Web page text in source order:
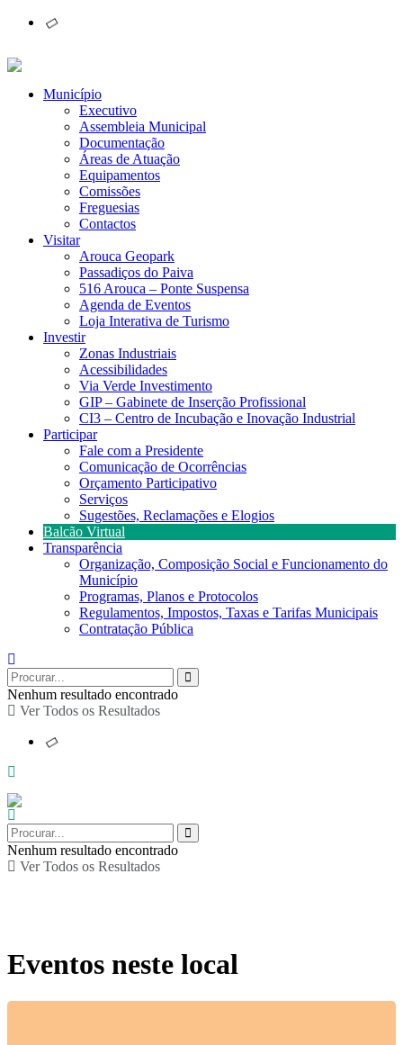
Município
Executivo
Assembleia Municipal
Documentação
Áreas de Atuação
Equipamentos
Comissões
Freguesias
Contactos
Visitar
Arouca Geopark
Passadiços do Paiva
516 Arouca – Ponte Suspensa
Agenda de Eventos
Loja Interativa de Turismo
Investir
Zonas Industriais
Acessibilidades
Via Verde Investimento
GIP – Gabinete de Inserção Profissional
CI3 – Centro de Incubação e Inovação Industrial
Participar
Fale com a Presidente
Comunicação de Ocorrências
Orçamento Participativo
Serviços
Sugestões, Reclamações e Elogios
Balcão Virtual
Transparência
Organização, Composição Social e Funcionamento do
Município
Programas, Planos e Protocolos
Regulamentos, Impostos, Taxas e Tarifas Municipais
Contratação Pública
Nenhum resultado encontrado
Ver Todos os Resultados
Nenhum resultado encontrado
Ver Todos os Resultados
Eventos neste local